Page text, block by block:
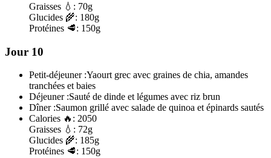
Graisses 💧: 70g
Glucides 🌾: 180g
Protéines 🥩: 150g
Jour 10
Petit-déjeuner :Yaourt grec avec graines de chia, amandes
tranchées et baies
Déjeuner :Sauté de dinde et légumes avec riz brun
Dîner :Saumon grillé avec salade de quinoa et épinards sautés
Calories 🔥: 2050
Graisses 💧: 72g
Glucides 🌾: 185g
Protéines 🥩: 150g